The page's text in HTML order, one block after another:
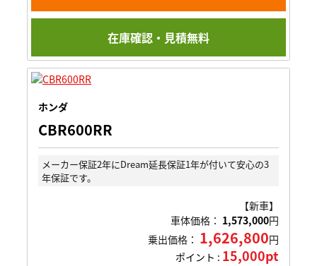
在庫確認・見積無料
ホンダ
CBR600RR
メーカー保証2年にDream延長保証1年が付いて安心の3
年保証です。
【新車】
車体価格： 1,573,000円
乗出価格： 1,626,800円
ポイント : 15,000pt